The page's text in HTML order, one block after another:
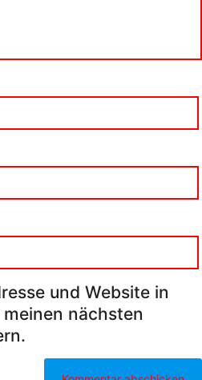
und Website in
nächsten